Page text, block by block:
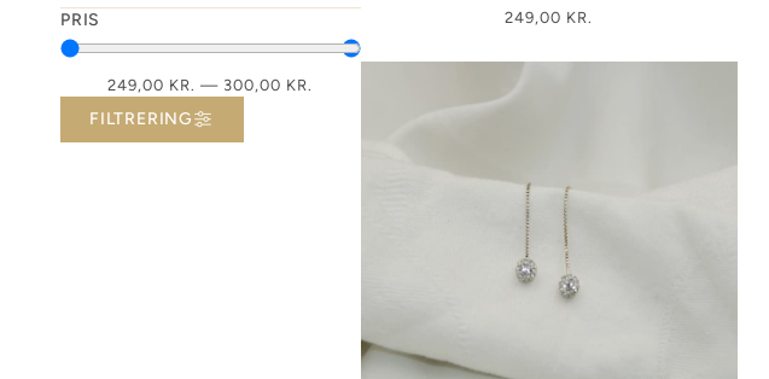
PRIS
249,00 KR. — 300,00 KR.
FILTRERING
249,00 KR.